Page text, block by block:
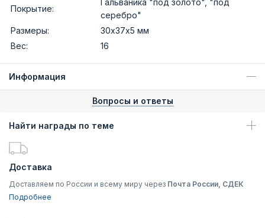
Покрытие:
серебро"
Размеры:
30х37х5 мм
Вес:
16
Информация
Вопросы и ответы
Найти награды по теме
Доставка
Доставляем по России и всему миру через Почта России, СДЕК
Подробнее